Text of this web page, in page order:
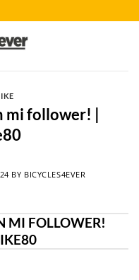
mi follower! |
BY BICYCLES4EVER
MI FOLLOWER!